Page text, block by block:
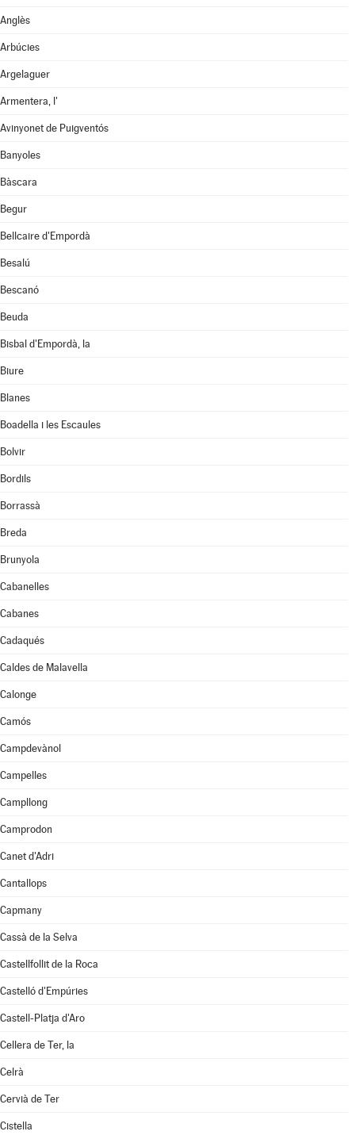
Anglès
Arbúcies
Argelaguer
Armentera, l'
Avinyonet de Puigventós
Banyoles
Bàscara
Begur
Bellcaire d'Empordà
Besalú
Bescanó
Beuda
Bisbal d'Empordà, la
Biure
Blanes
Boadella i les Escaules
Bolvir
Bordils
Borrassà
Breda
Brunyola
Cabanelles
Cabanes
Cadaqués
Caldes de Malavella
Calonge
Camós
Campdevànol
Campelles
Campllong
Camprodon
Canet d'Adri
Cantallops
Capmany
Cassà de la Selva
Castellfollit de la Roca
Castelló d'Empúries
Castell-Platja d'Aro
Cellera de Ter, la
Celrà
Cervià de Ter
Cistella